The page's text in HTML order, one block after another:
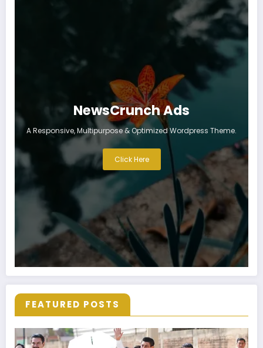
NewsCrunch Ads
A Responsive, Multipurpose & Optimized Wordpress Theme.
Click Here
FEATURED POSTS